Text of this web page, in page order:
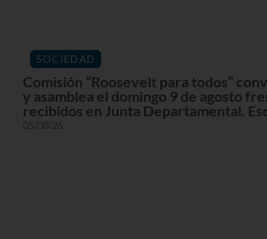
SOCIEDAD
Comisión “Roosevelt para todos”
y asamblea el domingo 9 de agosto
recibidos en Junta Departamental.
05/08/26